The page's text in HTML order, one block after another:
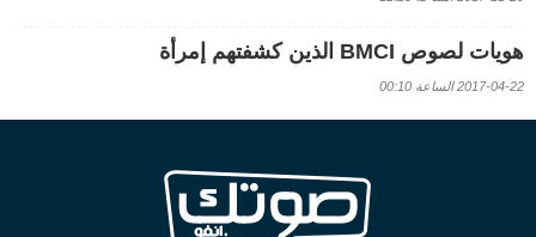
هويات لصوص BMCI الذين كشفتهم إمرأة
2017-04-22 الساعة 00:10